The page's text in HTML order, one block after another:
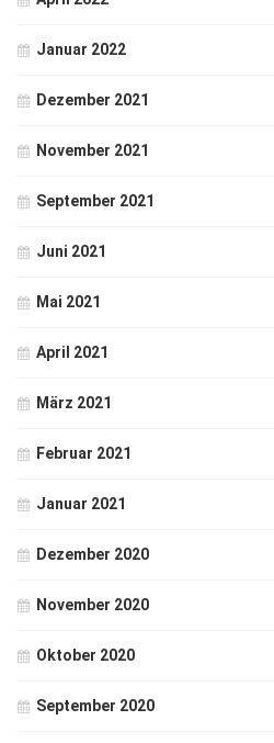
Januar 2022
Dezember 2021
November 2021
September 2021
Juni 2021
Mai 2021
April 2021
März 2021
Februar 2021
Januar 2021
Dezember 2020
November 2020
Oktober 2020
September 2020